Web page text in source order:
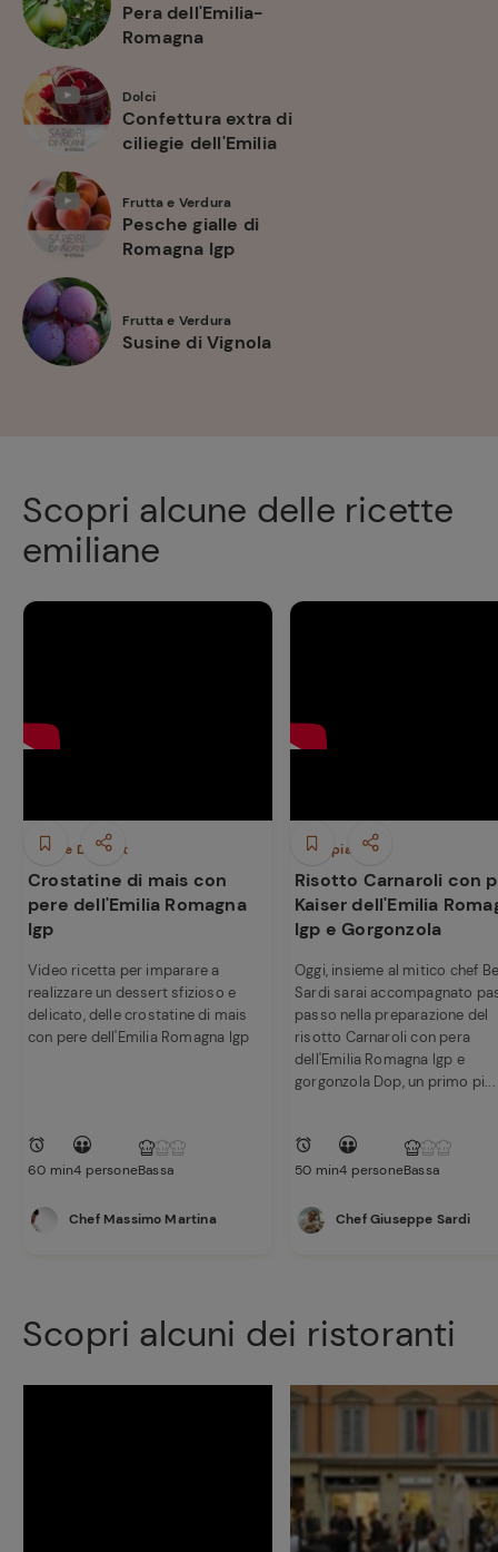
Pera dell'Emilia-
Romagna
Dolci
Confettura extra di
ciliegie dell'Emilia
Frutta e Verdura
Pesche gialle di
Romagna Igp
Frutta e Verdura
Susine di Vignola
Scopri alcune delle ricette
emiliane
Dolci e Dessert
Crostatine di mais con
pere dell'Emilia Romagna
Igp
Video ricetta per imparare a
realizzare un dessert sfizioso e
delicato, delle crostatine di mais
con pere dell'Emilia Romagna Igp
60 min4 personeBassa
Chef Massimo Martina
Primi piatti
Risotto Carnaroli con
Kaiser dell'Emilia
Igp e Gorgonzola
Oggi, insieme al mitico chef
Sardi sarai accompagnato
passo nella preparazione del
risotto Carnaroli con pera
dell'Emilia Romagna Igp e
gorgonzola Dop, un primo pi...
50 min4 personeBassa
Chef Giuseppe Sardi
Scopri alcuni dei ristoranti